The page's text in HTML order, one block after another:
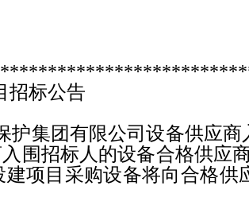
招标公告
集团有限公司设备供应
围招标人的设备合格供应
项目采购设备将向合格